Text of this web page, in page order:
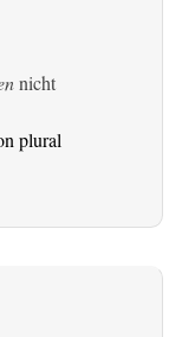
nicht
plural